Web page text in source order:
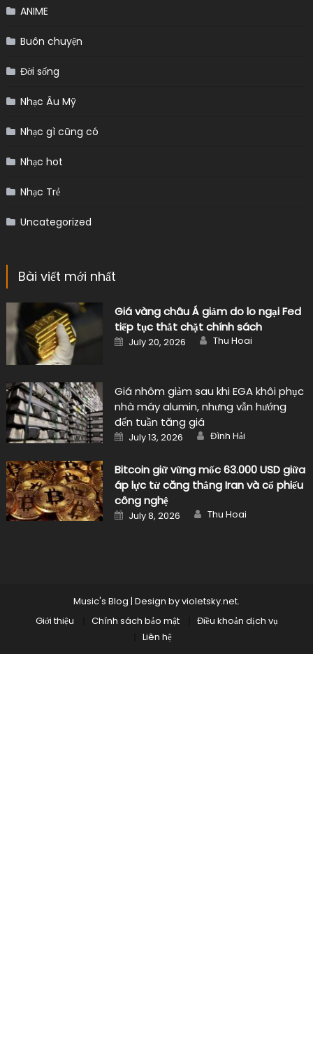
ANIME
Buôn chuyện
Đời sống
Nhạc Âu Mỹ
Nhạc gì cũng có
Nhạc hot
Nhạc Trẻ
Uncategorized
Bài viết mới nhất
Giá vàng châu Á giảm do lo ngại Fed
tiếp tục thắt chặt chính sách
Posted
on
July 20, 2026 Author
Thu Hoai
Giá nhôm giảm sau khi EGA khôi phục
nhà máy alumin, nhưng vẫn hướng
đến tuần tăng giá
Posted
on
July 13, 2026 Author
Đình Hải
Bitcoin giữ vững mốc 63.000 USD giữa
áp lực từ căng thẳng Iran và cổ phiếu
công nghệ
Posted
on
July 8, 2026 Author
Thu Hoai
Music's Blog | Design byvioletsky.net.
Giới thiệu
Chính sách bảo mật
Điều khoản dịch vụ
Liên hệ